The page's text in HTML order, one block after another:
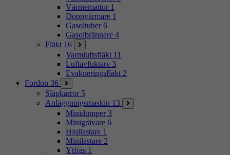
Värmemattor 1
Doppvärmare 1
Gasoltuber 6
Gasolbrännare 4
Fläkt 16
Varmluftsfläkt 11
Luftavfuktare 3
Evakueringsfläkt 2
Fordon 36
Släpkärror 5
Anläggningsmaskin 13
Minidumper 3
Minigrävare 6
Hjullastare 1
Minilastare 2
Ytfräs 1